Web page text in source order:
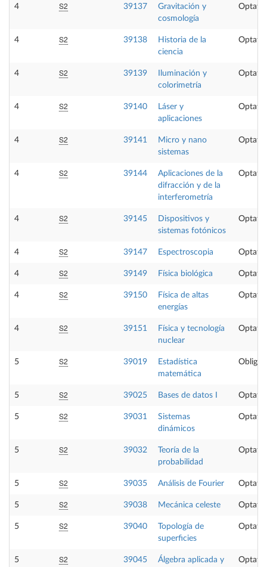
4 S2 39137
Gravitación y
cosmología
4 S2 39138
Historia de la
ciencia
4 S2 39139
Iluminación y
colorimetría
4 S2 39140
Láser y
aplicaciones
4 S2 39141
Micro y nano
sistemas
4 S2 39144
Aplicaciones de la
difracción y de la
interferometría
4 S2 39145
Dispositivos y
sistemas fotónicos
4 S2 39147 Espectroscopia
4 S2 39149 Física biológica
4 S2 39150
Física de altas
energías
4 S2 39151
Física y tecnología
nuclear
5 S2 39019
Estadística
matemática
5 S2 39025 Bases de datos I
5 S2 39031
Sistemas
dinámicos
5 S2 39032
Teoría de la
probabilidad
5 S2 39035 Análisis de Fourier
5 S2 39038 Mecánica celeste
5 S2 39040
Topología de
superficies
5 S2 39045
Álgebra aplicada y